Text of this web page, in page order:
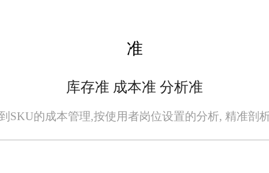
准
库存准 成本准 分析准
SKU的成本管理,按使用者岗位设置的分析, 精准剖